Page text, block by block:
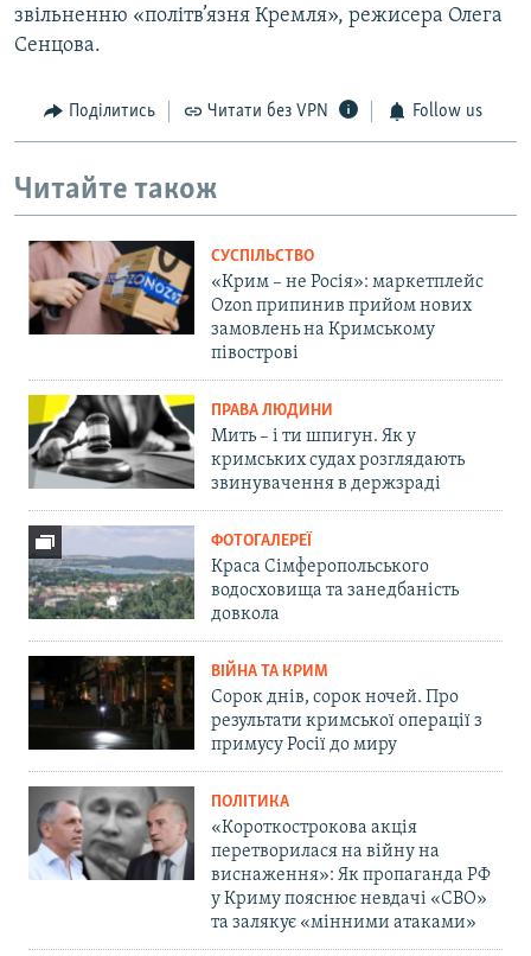
звільненню «політв’язня Кремля», режисера Олега
Сенцова.
Поділитись Читати без VPN Follow us
Читайте також
СУСПІЛЬСТВО
«Крим – не Росія»: маркетплейс
Ozon припинив прийом нових
замовлень на Кримському
півострові
ПРАВА ЛЮДИНИ
Мить – і ти шпигун. Як у
кримських судах розглядають
звинувачення в держзраді
ФОТОГАЛЕРЕЇ
Краса Сімферопольського
водосховища та занедбаність
довкола
ВІЙНА ТА КРИМ
Сорок днів, сорок ночей. Про
результати кримської операції з
примусу Росії до миру
ПОЛІТИКА
«Короткострокова акція
перетворилася на війну на
виснаження»: Як пропаганда РФ
у Криму пояснює невдачі «СВО»
та залякує «мінними атаками»